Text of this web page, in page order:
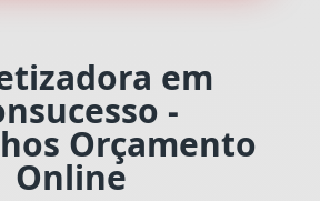
em
-
Orçamento
Online